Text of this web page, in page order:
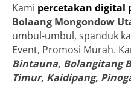
Kami percetakan digital
Bolaang Mongondow
umbul-umbul, spanduk
Event, Promosi Murah.
Bintauna, Bolangitang
Timur, Kaidipang,